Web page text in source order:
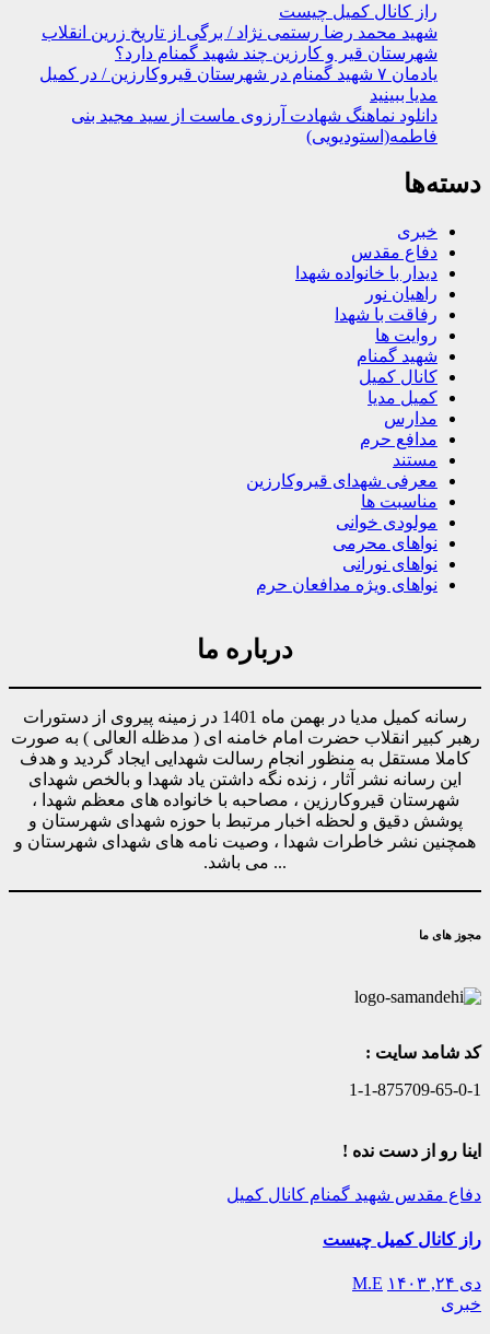
راز کانال کمیل چیست
شهید محمد رضا رستمی نژاد / برگی از تاریخ زرین انقلاب
شهرستان قیر و کارزین چند شهید گمنام دارد؟
یادمان ۷ شهید گمنام در شهرستان قیروکارزین / در کمیل
مدیا ببینید
دانلود نماهنگ شهادت آرزوی ماست از سید مجید بنی
فاطمه(استودیویی)
دسته‌ها
خبری
دفاع مقدس
دیدار با خانواده شهدا
راهیان نور
رفاقت با شهدا
روایت ها
شهید گمنام
کانال کمیل
کمیل مدیا
مدارس
مدافع حرم
مستند
معرفی شهدای قیروکارزین
مناسبت ها
مولودی خوانی
نواهای محرمی
نواهای نورانی
نواهای ویژه مدافعان حرم
درباره ما
رسانه کمیل مدیا در بهمن ماه 1401 در زمینه پیروی از دستورات
رهبر کبیر انقلاب حضرت امام خامنه ای ( مدظله العالی ) به صورت
کاملا مستقل به منظور انجام رسالت شهدایی ایجاد گردید و هدف
این رسانه نشر آثار ، زنده نگه داشتن یاد شهدا و بالخص شهدای
شهرستان قیروکارزین ، مصاحبه با خانواده های معظم شهدا ،
پوشش دقیق و لحظه اخبار مرتبط با حوزه شهدای شهرستان و
همچنین نشر خاطرات شهدا ، وصیت نامه های شهدای شهرستان و
... می باشد.
مجوز های ما
کد شامد سایت :
1-1-875709-65-0-1
اینا رو از دست نده !
دفاع مقدس شهید گمنام کانال کمیل
راز کانال کمیل چیست
دی ۲۴, ۱۴۰۳
M.E
خبری